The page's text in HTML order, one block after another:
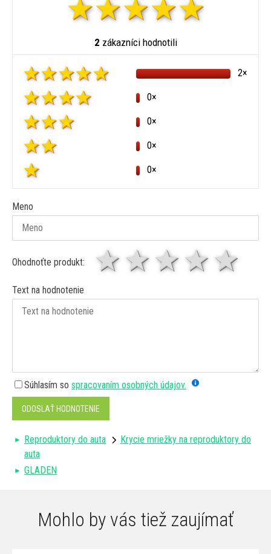
2 zákazníci hodnotili
2×
0×
0×
0×
0×
Meno
Ohodnoťte produkt: 4
3
2 hviezdy
1 hviezda
Text na hodnotenie
Súhlasím so spracovaním osobných údajov.
ODOSLAŤ HODNOTENIE
Reproduktory do auta
Krycie mriežky na reproduktory do
auta
GLADEN
Mohlo by vás tiež zaujímať